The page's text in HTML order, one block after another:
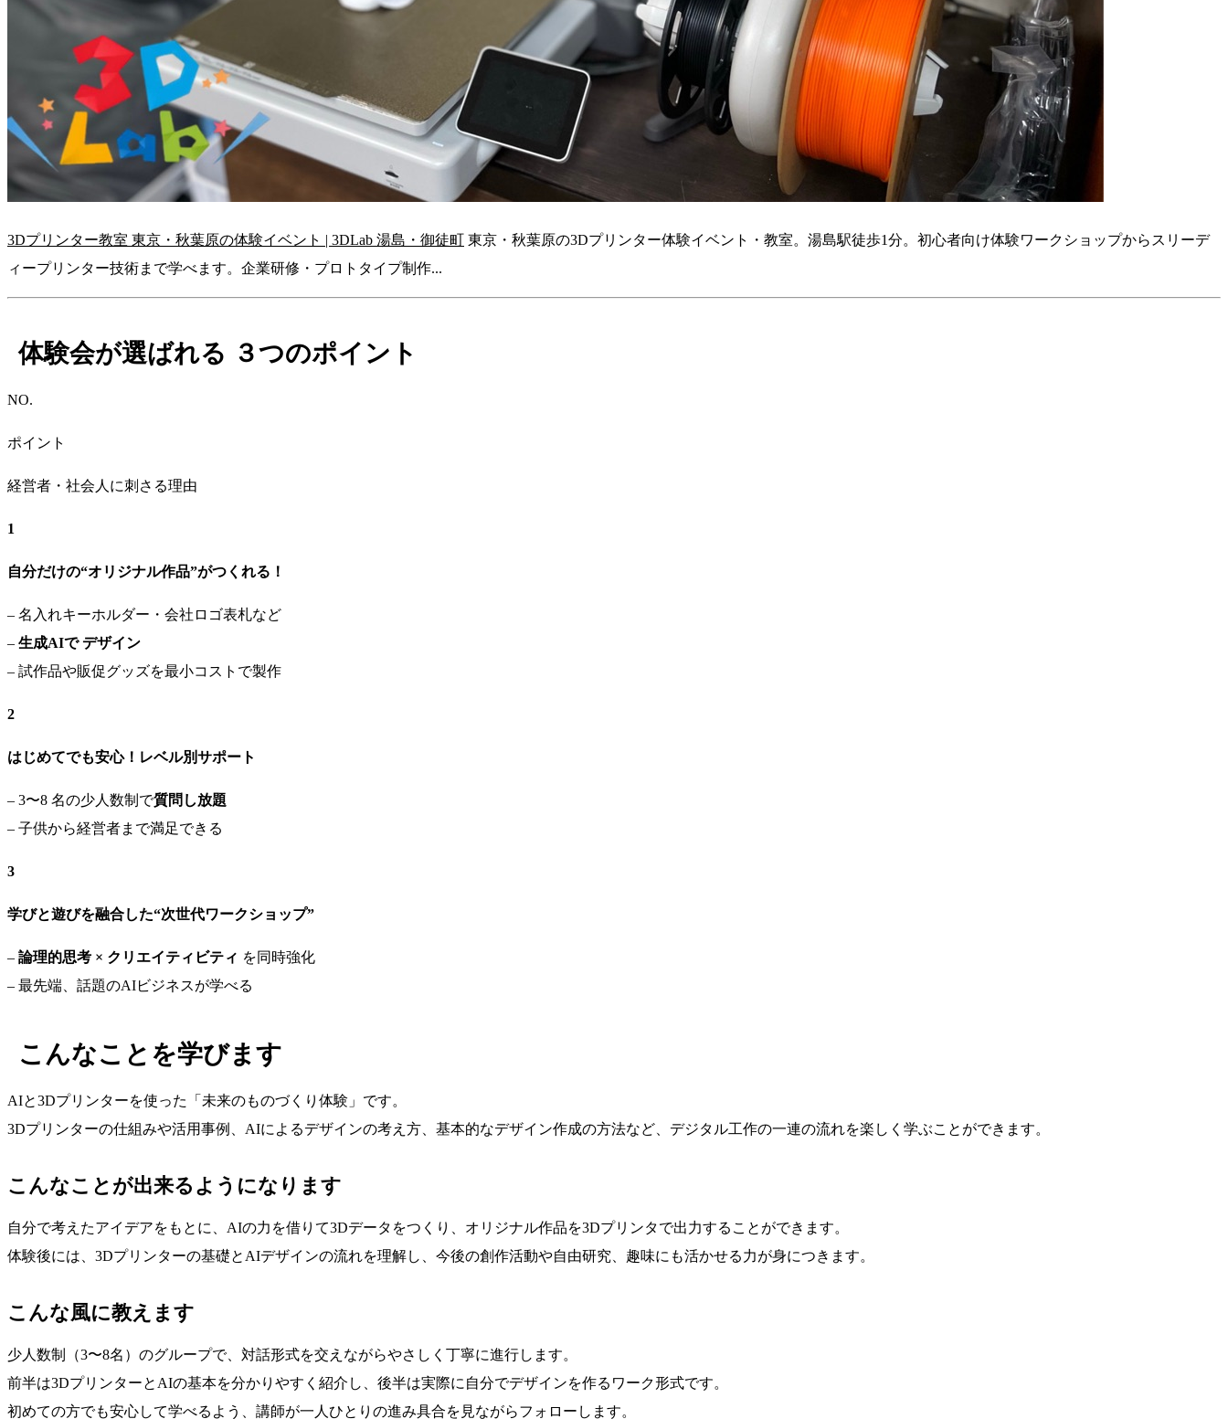
3Dプリンター教室 東京・秋葉原の体験イベント | 3DLab 湯島・御徒町 東京・秋葉原の3Dプリンター体験イベント・教室。湯島駅徒歩1分。初心者向け体験ワークショップからスリーデ
ィープリンター技術まで学べます。企業研修・プロトタイプ制作...
体験会が選ばれる ３つのポイント
NO.
ポイント
経営者・社会人に刺さる理由
1
自分だけの“オリジナル作品”がつくれる！
– 名入れキーホルダー・会社ロゴ表札など
– 生成AIで デザイン
– 試作品や販促グッズを最小コストで製作
2
はじめてでも安心！レベル別サポート
– 3〜8 名の少人数制で質問し放題
– 子供から経営者まで満足できる
3
学びと遊びを融合した“次世代ワークショップ”
– 論理的思考 × クリエイティビティ を同時強化
– 最先端、話題のAIビジネスが学べる
こんなことを学びます
AIと3Dプリンターを使った「未来のものづくり体験」です。
3Dプリンターの仕組みや活用事例、AIによるデザインの考え方、基本的なデザイン作成の方法など、デジタル工作の一連の流れを楽しく学ぶことができます。
こんなことが出来るようになります
自分で考えたアイデアをもとに、AIの力を借りて3Dデータをつくり、オリジナル作品を3Dプリンタで出力することができます。
体験後には、3Dプリンターの基礎とAIデザインの流れを理解し、今後の創作活動や自由研究、趣味にも活かせる力が身につきます。
こんな風に教えます
少人数制（3〜8名）のグループで、対話形式を交えながらやさしく丁寧に進行します。
前半は3DプリンターとAIの基本を分かりやすく紹介し、後半は実際に自分でデザインを作るワーク形式です。
初めての方でも安心して学べるよう、講師が一人ひとりの進み具合を見ながらフォローします。